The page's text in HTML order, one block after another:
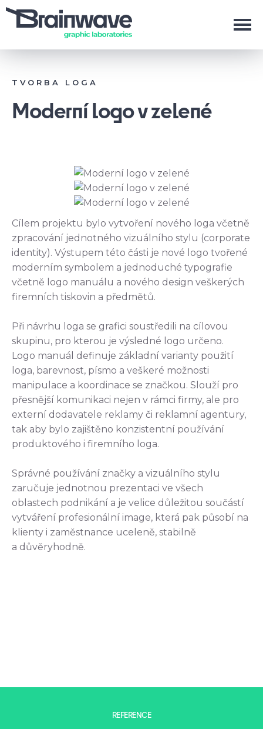
TVORBA LOGA
Moderní logo v zelené
Cílem projektu bylo vytvoření nového loga včetně
zpracování jednotného vizuálního stylu (corporate
identity). Výstupem této části je nové logo tvořené
moderním symbolem a jednoduché typografie
včetně logo manuálu a nového design veškerých
firemních tiskovin a předmětů.
Při návrhu loga se grafici soustředili na cílovou
skupinu, pro kterou je výsledné logo určeno.
Logo manuál definuje základní varianty použití
loga, barevnost, písmo a veškeré možnosti
manipulace a koordinace se značkou. Slouží pro
přesnější komunikaci nejen v rámci firmy, ale pro
externí dodavatele reklamy či reklamní agentury,
tak aby bylo zajištěno konzistentní používání
produktového i firemního loga.
Správné používání značky a vizuálního stylu
zaručuje jednotnou prezentaci ve všech
oblastech podnikání a je velice důležitou součástí
vytváření profesionální image, která pak působí na
klienty i zaměstnance uceleně, stabilně
a důvěryhodně.
REFERENCE